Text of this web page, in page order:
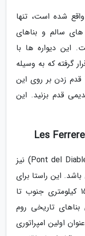
شده است، تنها
های سالم و بناهای
این دیواره ها با
قرار گرفته که به وسیله
قدم زدن بر روی این
قدم بزنید. این
آبراه لس فررس به پونت دل دیابل (Pont del Diable) نیز
این راستا برای
آبرسانی از فرانکولی (Francoli) در 15 کیلومتری جنوب تا
تاریخی روم
اولین امپراتوری